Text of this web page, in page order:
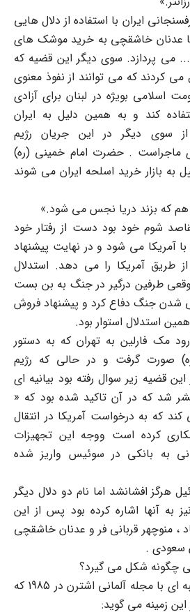
ایران با استفاده از دلال هایی
یا عدنان خاشقچی به خرید موشک های
، قطعات اف 14 و.... می پردازد. سوی دیگر این قضیه که
می کردند که می توانند از نفوذ معنوی
اسلامی بویژه در لبنان برای آزادی
کند و به همین دلیل به ایران
سوی دیگر در این جریان رژیم
ماجراست . حضرت امام خمینی (ره)
به بازار خرید اسلحه ایران می شوند
هم که بزند دریا نجس می شود.»
شوم خود بود دست از رفتار خود
با آمریکا می شود و در نهایت پیشنهاد
طریق آمریکا را می دهد. استدلال
طرفین درگیر در جنگ به بن بست
شدن جنگ دفاع کرد و پیشنهاد فروش
استدلال استوار بود.
مک فارلین به تهران که به دستور
صورت گرفت و در حالی که رژیم
قضیه زیر سوال رفته بود بیانیه ای
شد که در آن تاکید شده بود که «
که به درخواست آمریکا در انتقال
کرده است ووجه این تجهیزات
به بانکی در سوئیس واریز شده
هرگز افشانشد اما نام دو دلال دیگر
به آنها اشاره کرده بود پس از این
، منوچهر قربانی فر و عدنان خاشقچی
سعودی .
چگونه شکل می گیرد؟
خود خاشقچی در مصاحبه ای با مجله آلمانی اشترن در 1985 که
زمینه می گوید: